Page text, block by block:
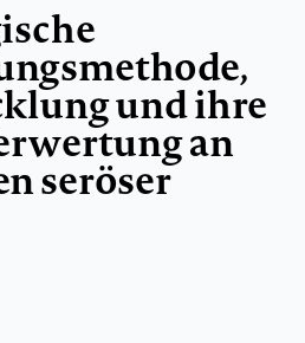
und ihre
an
seröser